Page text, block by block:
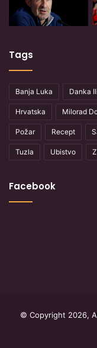
Tags
Banja Luka Danka
Hrvatska Milorad
Požar Recept
Tuzla Ubistvo
Facebook
© Copyright 2026,